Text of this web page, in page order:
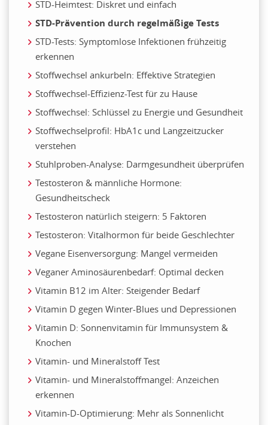
STD-Heimtest: Diskret und einfach
STD-Prävention durch regelmäßige Tests
STD-Tests: Symptomlose Infektionen frühzeitig
erkennen
Stoffwechsel ankurbeln: Effektive Strategien
Stoffwechsel-Effizienz-Test für zu Hause
Stoffwechsel: Schlüssel zu Energie und Gesundheit
Stoffwechselprofil: HbA1c und Langzeitzucker
verstehen
Stuhlproben-Analyse: Darmgesundheit überprüfen
Testosteron & männliche Hormone:
Gesundheitscheck
Testosteron natürlich steigern: 5 Faktoren
Testosteron: Vitalhormon für beide Geschlechter
Vegane Eisenversorgung: Mangel vermeiden
Veganer Aminosäurenbedarf: Optimal decken
Vitamin B12 im Alter: Steigender Bedarf
Vitamin D gegen Winter-Blues und Depressionen
Vitamin D: Sonnenvitamin für Immunsystem &
Knochen
Vitamin- und Mineralstoff Test
Vitamin- und Mineralstoffmangel: Anzeichen
erkennen
Vitamin-D-Optimierung: Mehr als Sonnenlicht